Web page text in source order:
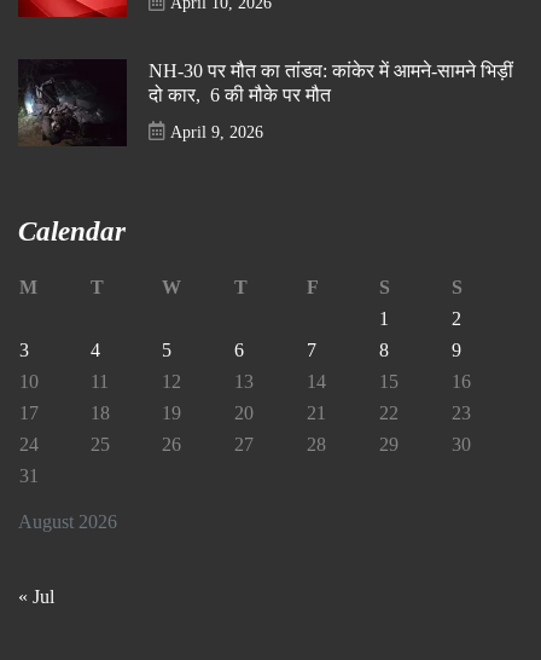
NH-30 पर मौत का तांडव: कांकेर में आमने-सामने भिड़ीं
दो कार, 6 की मौके पर मौत
April 9, 2026
Calendar
August 2026
M T W T F S
S
1
2
3
4 5 6 7 8
9
10
11 12 13 14 15
16
17
18 19 20 21 22
23
24
25 26 27 28 29
30
31
« Jul